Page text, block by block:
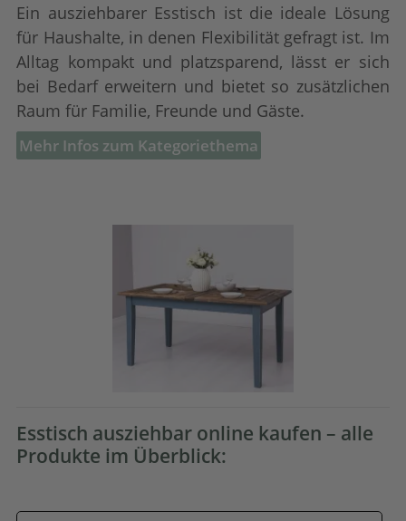
Ein ausziehbarer Esstisch ist die ideale Lösung
für Haushalte, in denen Flexibilität gefragt ist. Im
Alltag kompakt und platzsparend, lässt er sich
bei Bedarf erweitern und bietet so zusätzlichen
Raum für Familie, Freunde und Gäste.
Mehr Infos zum Kategoriethema
Esstisch ausziehbar online kaufen – alle
Produkte im Überblick: